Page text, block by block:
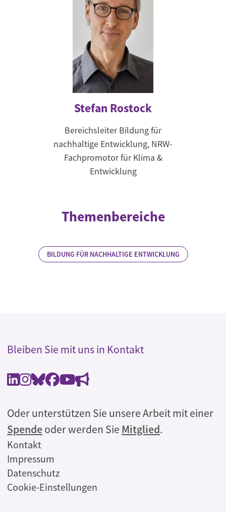
Stefan Rostock
Bereichsleiter Bildung für
nachhaltige Entwicklung, NRW-
Fachpromotor für Klima &
Entwicklung
Themenbereiche
BILDUNG FÜR NACHHALTIGE ENTWICKLUNG
Bleiben Sie mit uns in Kontakt
Oder unterstützen Sie unsere Arbeit mit einer
Spendeoder werden Sie Mitglied.
Rechtliches
Kontakt
Impressum
Datenschutz
Cookie-Einstellungen